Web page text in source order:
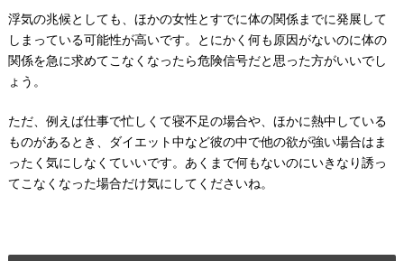
浮気の兆候としても、ほかの女性とすでに体の関係までに発展して
しまっている可能性が高いです。とにかく何も原因がないのに体の
関係を急に求めてこなくなったら危険信号だと思った方がいいでし
ょう。
ただ、例えば仕事で忙しくて寝不足の場合や、ほかに熱中している
ものがあるとき、ダイエット中など彼の中で他の欲が強い場合はま
ったく気にしなくていいです。あくまで何もないのにいきなり誘っ
てこなくなった場合だけ気にしてくださいね。